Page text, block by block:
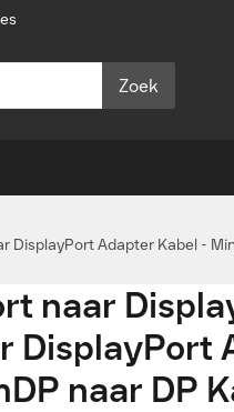
Zoek
Adapter Kabel -
naar
DisplayPort
naar DP